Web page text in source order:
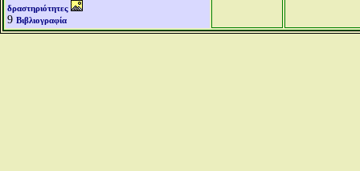
δραστηριότητες
9 Βιβλιογραφία